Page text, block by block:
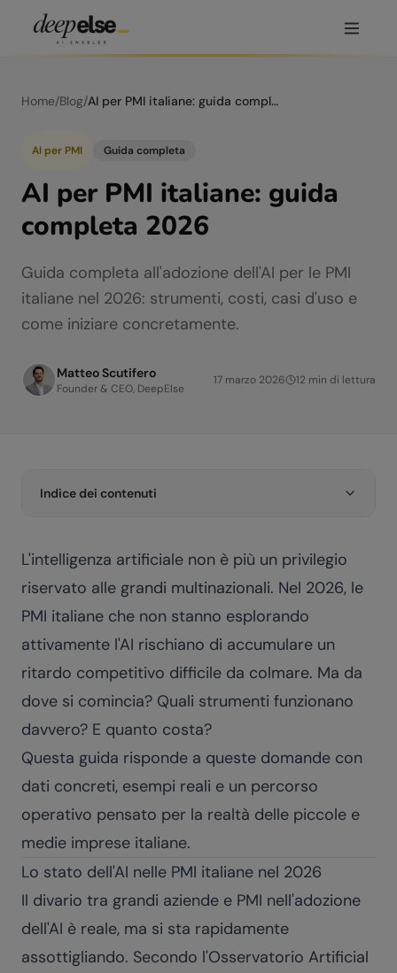
Home/Blog/ AI per PMI italiane: guida completa 2026
AI per PMI Guida completa
AI per PMI italiane: guida
completa 2026
Guida completa all'adozione dell'AI per le PMI
italiane nel 2026: strumenti, costi, casi d'uso e
come iniziare concretamente.
Matteo Scutifero
Founder & CEO, DeepElse
17 marzo 2026 12 min di lettura
Indice dei contenuti
L'intelligenza artificiale non è più un privilegio
riservato alle grandi multinazionali. Nel 2026, le
PMI italiane che non stanno esplorando
attivamente l'AI rischiano di accumulare un
ritardo competitivo difficile da colmare. Ma da
dove si comincia? Quali strumenti funzionano
davvero? E quanto costa?
Questa guida risponde a queste domande con
dati concreti, esempi reali e un percorso
operativo pensato per la realtà delle piccole e
medie imprese italiane.
Lo stato dell'AI nelle PMI italiane nel 2026
Il divario tra grandi aziende e PMI nell'adozione
dell'AI è reale, ma si sta rapidamente
assottigliando. Secondo l'Osservatorio Artificial